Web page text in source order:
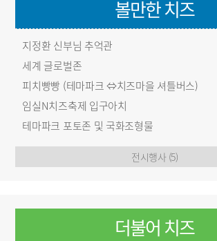
볼만한 치즈
지정환 신부님 추억관
세계 글로벌존
피치빵빵 (테마파크 ⇔치즈마을 셔틀버스)
임실N치즈축제 입구아치
테마파크 포토존 및 국화조형물
전시행사 (5)
더불어 치즈